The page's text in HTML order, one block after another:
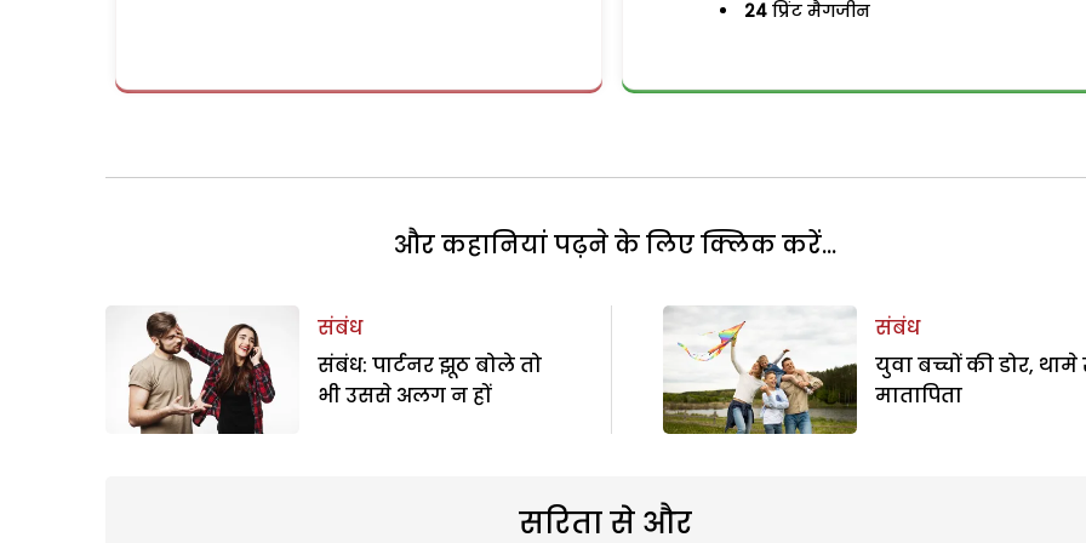
24 प्रिंट मैगजीन
और कहानियां पढ़ने के लिए क्लिक करें...
संबंध
संबंध: पार्टनर झूठ बोले तो
भी उससे अलग न हों
संबंध
युवा बच्चों की डोर, थामे
मातापिता
सरिता से और